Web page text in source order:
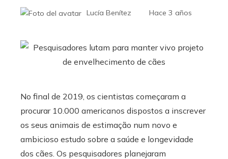
Lucía Benítez Hace 3 años
No final de 2019, os cientistas começaram a
procurar 10.000 americanos dispostos a inscrever
os seus animais de estimação num novo e
ambicioso estudo sobre a saúde e longevidade
dos cães. Os pesquisadores planejaram